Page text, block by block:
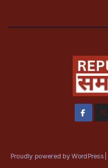
Proudly powered by WordPress